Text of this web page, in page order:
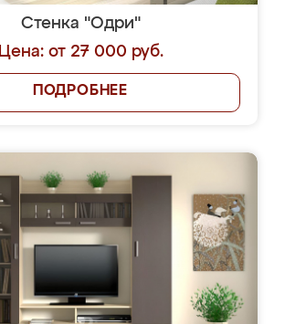
Стенка "Одри"
Цена: от 27 000 руб.
ПОДРОБНЕЕ